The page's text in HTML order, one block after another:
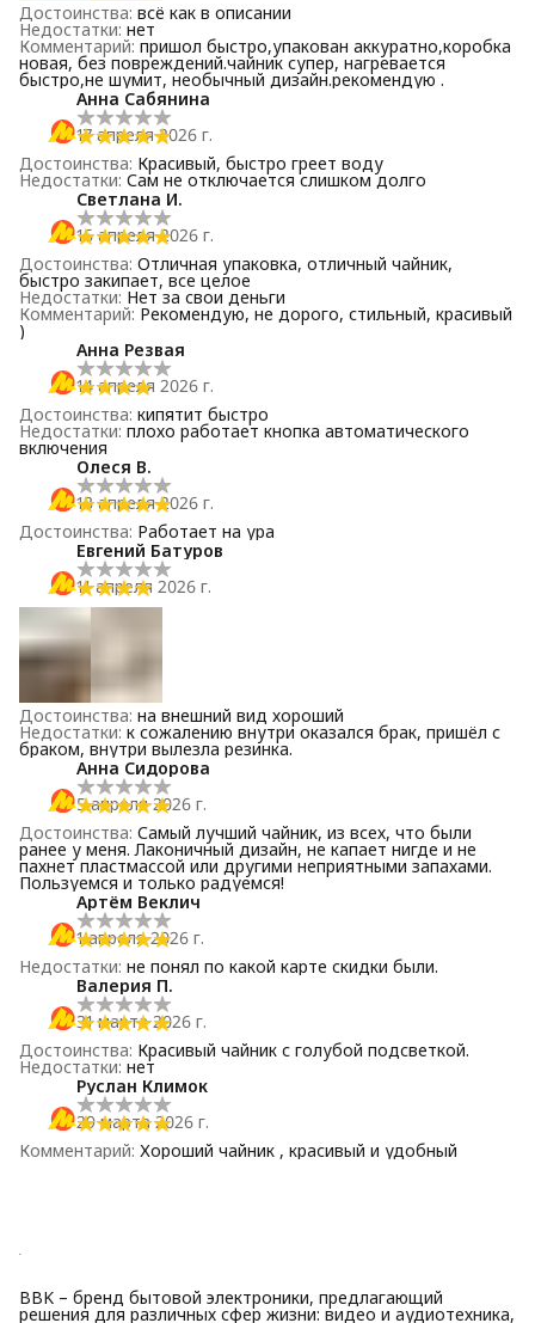
Достоинства: всё как в описании
Недостатки: нет
Комментарий: пришол быстро,упакован аккуратно,коробка
новая, без повреждений.чайник супер, нагревается
быстро,не шумит, необычный дизайн.рекомендую .
Анна Сабянина
17 апреля 2026 г.
Достоинства: Красивый, быстро греет воду
Недостатки: Сам не отключается слишком долго
Светлана И.
16 апреля 2026 г.
Достоинства: Отличная упаковка, отличный чайник,
быстро закипает, все целое
Недостатки: Нет за свои деньги
Комментарий: Рекомендую, не дорого, стильный, красивый
)
Анна Резвая
14 апреля 2026 г.
Достоинства: кипятит быстро
Недостатки: плохо работает кнопка автоматического
включения
Олеся В.
13 апреля 2026 г.
Достоинства: Работает на ура
Евгений Батуров
11 апреля 2026 г.
Достоинства: на внешний вид хороший
Недостатки: к сожалению внутри оказался брак, пришёл с
браком, внутри вылезла резинка.
Анна Сидорова
5 апреля 2026 г.
Достоинства: Самый лучший чайник, из всех, что были
ранее у меня. Лаконичный дизайн, не капает нигде и не
пахнет пластмассой или другими неприятными запахами.
Пользуемся и только радуемся!
Артём Веклич
1 апреля 2026 г.
Недостатки: не понял по какой карте скидки были.
Валерия П.
31 марта 2026 г.
Достоинства: Красивый чайник с голубой подсветкой.
Недостатки: нет
Руслан Климок
29 марта 2026 г.
Комментарий: Хороший чайник , красивый и удобный
BBK – бренд бытовой электроники, предлагающий
решения для различных сфер жизни: видео и аудиотехника,